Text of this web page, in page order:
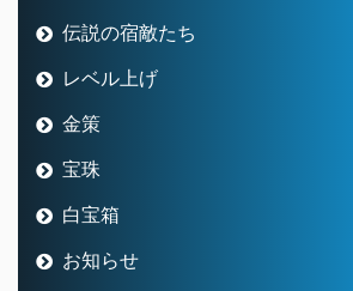
伝説の宿敵たち
レベル上げ
金策
宝珠
白宝箱
お知らせ